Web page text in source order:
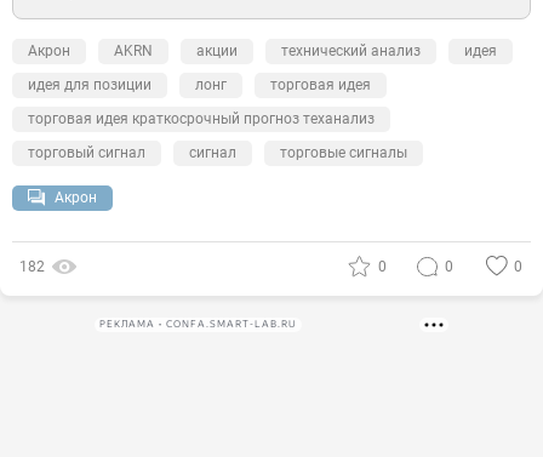
Акрон AKRN акции технический анализ
идея
идея для позиции
лонг
торговая идея
торговая идея краткосрочный прогноз теханализ
торговый сигнал
сигнал торговые сигналы
Акрон
182 0 0 0
РЕКЛАМА • CONFA.SMART-LAB.RU